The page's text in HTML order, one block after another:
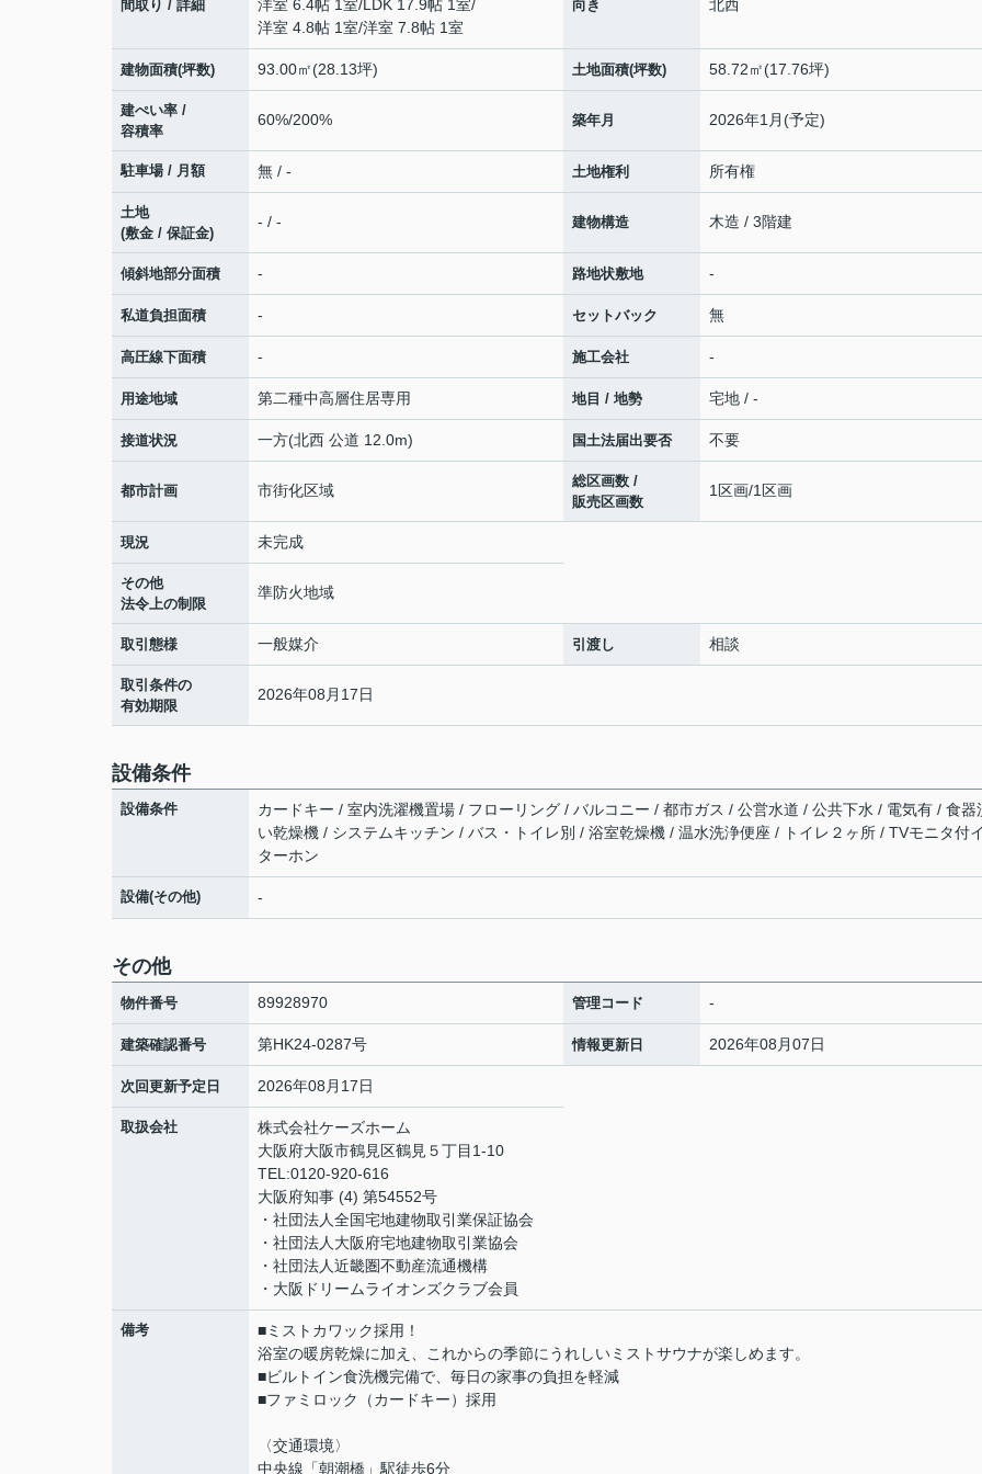
間取り / 詳細
洋室 6.4帖 1室/LDK 17.9帖 1室/
洋室 4.8帖 1室/洋室 7.8帖 1室
向き 北西
建物面積(坪数) 93.00㎡(28.13坪) 土地面積(坪数) 58.72㎡(17.76坪)
建ぺい率 /
容積率
60%/200% 築年月 2026年1月(予定)
駐車場 / 月額 無 / - 土地権利 所有権
土地
(敷金 / 保証金)
- / - 建物構造 木造 / 3階建
傾斜地部分面積 - 路地状敷地 -
私道負担面積 - セットバック 無
高圧線下面積 - 施工会社 -
用途地域 第二種中高層住居専用 地目 / 地勢 宅地 / -
接道状況 一方(北西 公道 12.0m) 国土法届出要否 不要
都市計画 市街化区域
総区画数 /
販売区画数
1区画/1区画
現況 未完成
その他
法令上の制限
準防火地域
取引態様 一般媒介 引渡し 相談
取引条件の
有効期限
2026年08月17日
設備条件
設備条件
カードキー / 室内洗濯機置場 / フローリング / バルコニー / 都市ガス / 公営水道 / 公共下水 / 電気有 / 食器
い乾燥機 / システムキッチン / バス・トイレ別 / 浴室乾燥機 / 温水洗浄便座 / トイレ２ヶ所 / TVモニタ付
ターホン
設備(その他) -
その他
物件番号 89928970 管理コード -
建築確認番号 第HK24-0287号 情報更新日 2026年08月07日
次回更新予定日 2026年08月17日
取扱会社
株式会社ケーズホーム
大阪府大阪市鶴見区鶴見５丁目1-10
TEL:0120-920-616
大阪府知事 (4) 第54552号
・社団法人全国宅地建物取引業保証協会
・社団法人大阪府宅地建物取引業協会
・社団法人近畿圏不動産流通機構
・大阪ドリームライオンズクラブ会員
備考
■ミストカワック採用！
浴室の暖房乾燥に加え、これからの季節にうれしいミストサウナが楽しめます。
■ビルトイン食洗機完備で、毎日の家事の負担を軽減
■ファミロック（カードキー）採用
〈交通環境〉
中央線「朝潮橋」駅徒歩6分